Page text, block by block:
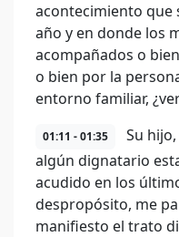
acontecimiento que
año y en donde los
acompañados o
o bien por la
entorno familiar,
01:11 - 01:35
Su
algún dignatario
acudido en los
despropósito, me
manifiesto el trato